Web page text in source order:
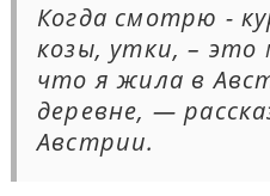
Когда смотрю -
козы, утки, –
что я жила в
деревне, —
Австрии.